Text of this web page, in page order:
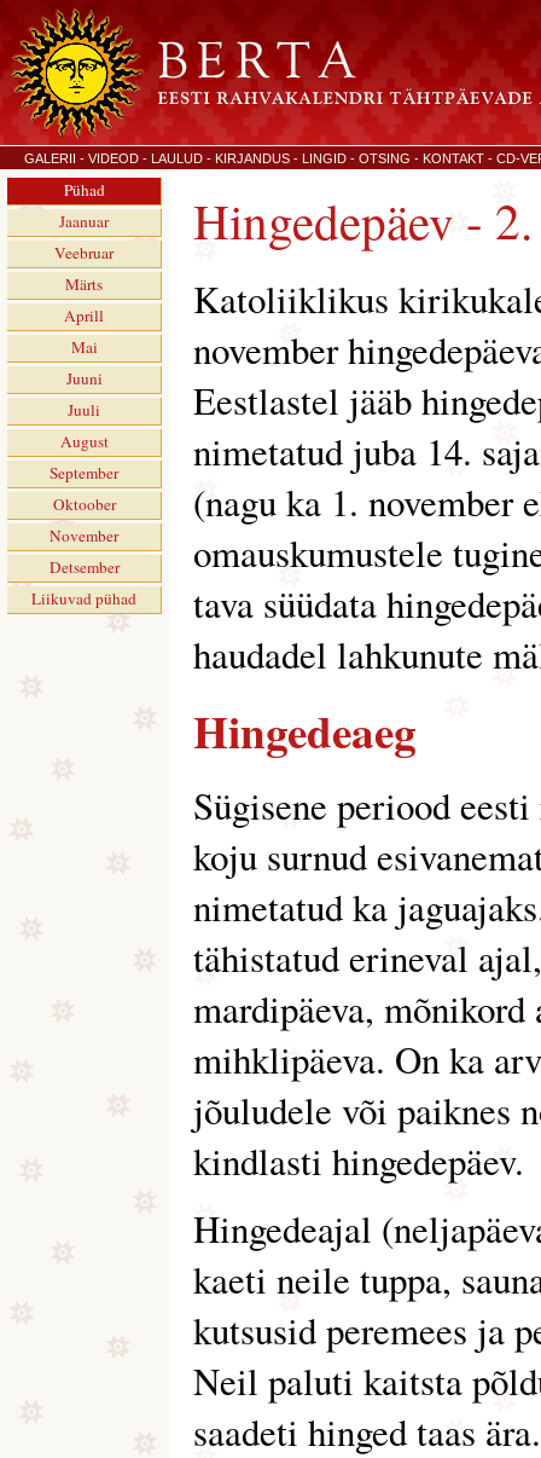
GALERII - VIDEOD - LAULUD - KIRJANDUS - LINGID - OTSING - KONTAKT - CD-
Pühad
Jaanuar
Veebruar
Märts
Aprill
Mai
Juuni
Juuli
August
September
Oktoober
November
Detsember
Liikuvad pühad
Hingedepäev -
Katoliiklikus
november
Eestlastel jääb
nimetatud juba 14.
(nagu ka 1. november
omauskumustele
tava süüdata
haudadel lahkunute
Hingedeaeg
Sügisene periood
koju surnud
nimetatud ka
tähistatud erineval
mardipäeva,
mihklipäeva. On ka
jõuludele või paiknes
kindlasti hingedepäev.
Hingedeajal
kaeti neile tuppa,
kutsusid peremees ja
Neil paluti kaitsta
saadeti hinged taas ära.